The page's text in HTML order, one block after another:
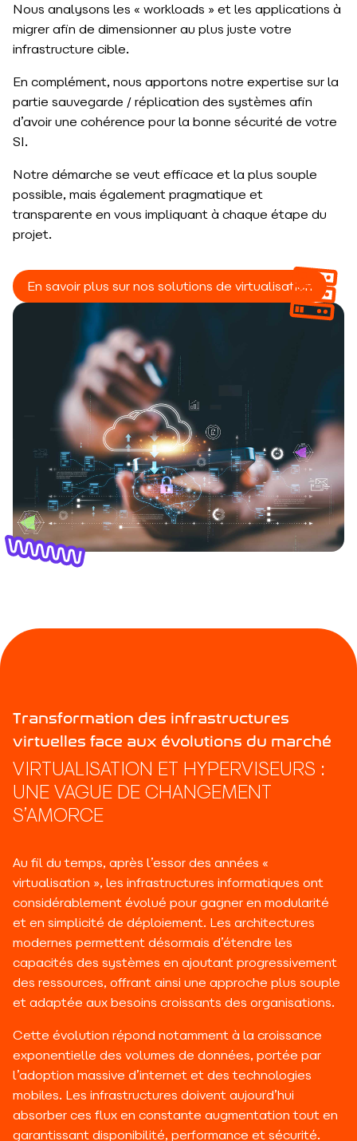
Nous analysons les « workloads » et les applications à
migrer afin de dimensionner au plus juste votre
infrastructure cible.
En complément, nous apportons notre expertise sur la
partie sauvegarde / réplication des systèmes afin
d’avoir une cohérence pour la bonne sécurité de votre
SI.
Notre démarche se veut efficace et la plus souple
possible, mais également pragmatique et
transparente en vous impliquant à chaque étape du
projet.
En savoir plus sur nos solutions de virtualisation
Transformation des infrastructures
virtuelles face aux évolutions du marché
VIRTUALISATION ET HYPERVISEURS :
UNE VAGUE DE CHANGEMENT
S’AMORCE
Au fil du temps, après l’essor des années «
virtualisation », les infrastructures informatiques ont
considérablement évolué pour gagner en modularité
et en simplicité de déploiement. Les architectures
modernes permettent désormais d’étendre les
capacités des systèmes en ajoutant progressivement
des ressources, offrant ainsi une approche plus souple
et adaptée aux besoins croissants des organisations.
Cette évolution répond notamment à la croissance
exponentielle des volumes de données, portée par
l’adoption massive d’internet et des technologies
mobiles. Les infrastructures doivent aujourd’hui
absorber ces flux en constante augmentation tout en
garantissant disponibilité, performance et sécurité.